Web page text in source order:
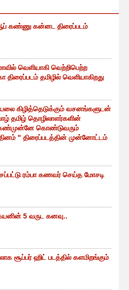
கண்ணு கன்னட திரைப்படம்
வெளியாகி வெற்றிபெற்ற
திரைப்படம் தமிழில் வெளியாகிறது
கிழித்தெடுக்கும் வசனங்களுடன்
தமிழ் தொழிலாளர்களின்
கொண்டுவரும்
" திரைப்படத்தின் முன்னோட்டம்
ரம்பா கணவர் செய்த மோசடி
5 வருட கனவு..
சூப்பர் ஹிட் படத்தில் களமிறங்கும்